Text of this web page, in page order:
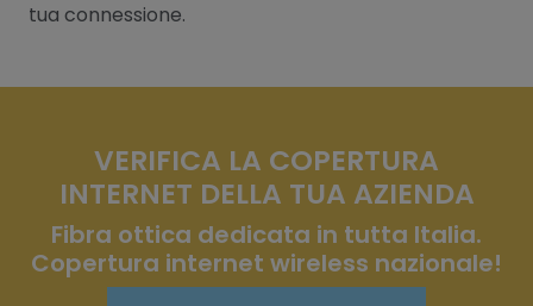
tua connessione.
VERIFICA LA COPERTURA
INTERNET DELLA TUA AZIENDA
Fibra ottica dedicata in tutta Italia.
Copertura internet wireless nazionale!